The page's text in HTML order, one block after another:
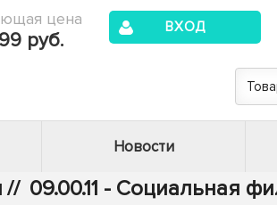
цена
руб.
ВХОД
Новости
// 09.00.11 - Социальная